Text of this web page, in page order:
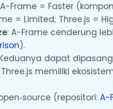
Frame = Faster
= Limited; Three.js =
: A-Frame cenderung
).
dapat
Three.js memiliki
(repositori: A-